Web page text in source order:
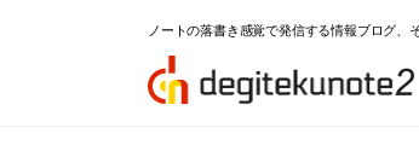
ノートの落書き感覚で発信する情報ブログ、